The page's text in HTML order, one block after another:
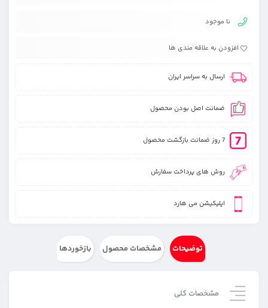
نا موجود
افزودن به علاقه مندی ها
ارسال به سراسر ایران
ضمانت اصل بودن محصول
7 روز ضمانت بازگشت محصول
روش های پرداخت سفارش
اپلیکیشن می هارد
توضیحات مشخصات محصول بازخوردها
مشخصات کلی